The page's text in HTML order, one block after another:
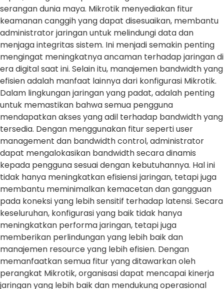
serangan dunia maya. Mikrotik menyediakan fitur
keamanan canggih yang dapat disesuaikan, membantu
administrator jaringan untuk melindungi data dan
menjaga integritas sistem. Ini menjadi semakin penting
mengingat meningkatnya ancaman terhadap jaringan di
era digital saat ini. Selain itu, manajemen bandwidth yang
efisien adalah manfaat lainnya dari konfigurasi Mikrotik.
Dalam lingkungan jaringan yang padat, adalah penting
untuk memastikan bahwa semua pengguna
mendapatkan akses yang adil terhadap bandwidth yang
tersedia. Dengan menggunakan fitur seperti user
management dan bandwidth control, administrator
dapat mengalokasikan bandwidth secara dinamis
kepada pengguna sesuai dengan kebutuhannya. Hal ini
tidak hanya meningkatkan efisiensi jaringan, tetapi juga
membantu meminimalkan kemacetan dan gangguan
pada koneksi yang lebih sensitif terhadap latensi. Secara
keseluruhan, konfigurasi yang baik tidak hanya
meningkatkan performa jaringan, tetapi juga
memberikan perlindungan yang lebih baik dan
manajemen resource yang lebih efisien. Dengan
memanfaatkan semua fitur yang ditawarkan oleh
perangkat Mikrotik, organisasi dapat mencapai kinerja
jaringan yang lebih baik dan mendukung operasional